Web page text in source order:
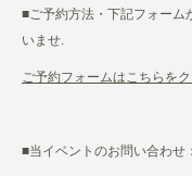
■ご予約方法・下記フォーム
いませ.
ご予約フォームはこちらを
■当イベントのお問い合わせ